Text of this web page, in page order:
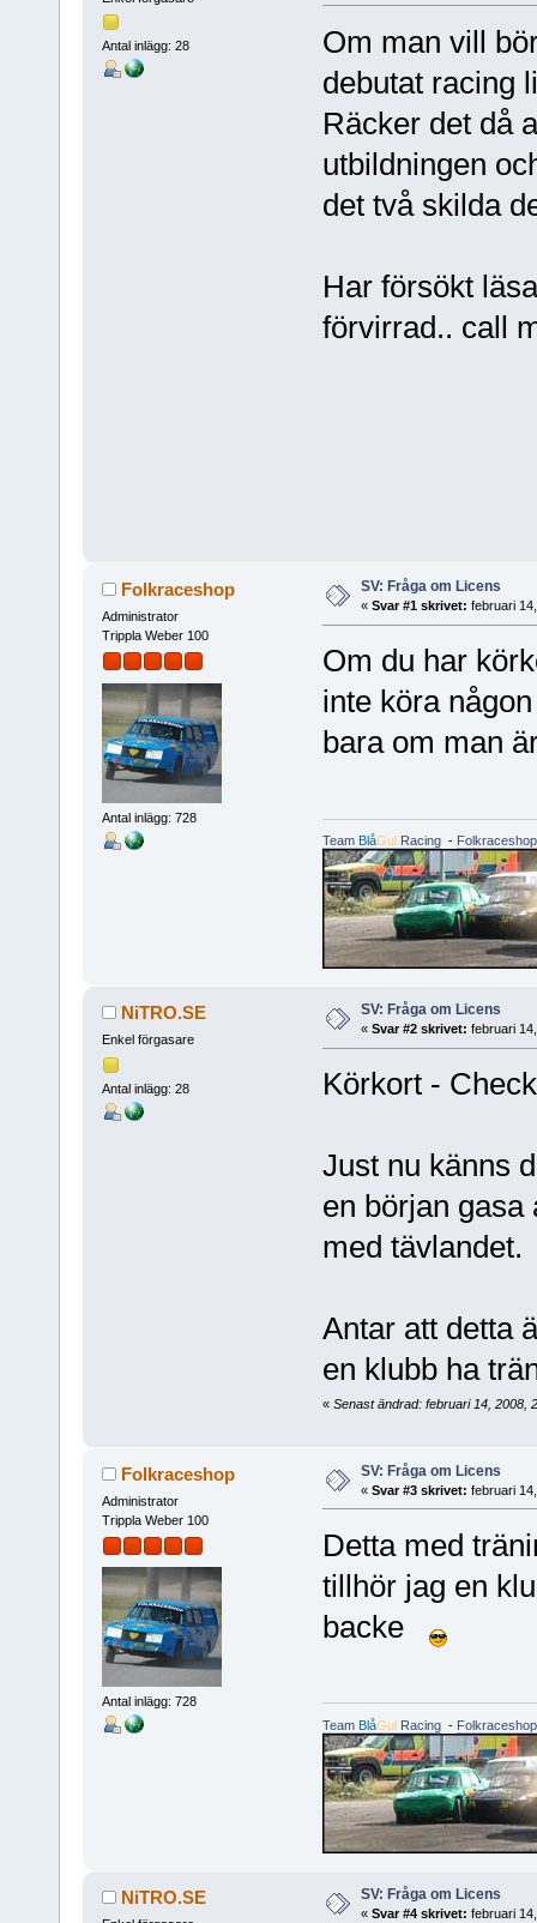
Antal inlägg: 28
Om man vill
debutat racing
Räcker det då
utbildningen
det två skilda
Har försökt
förvirrad.. call
Folkraceshop
Administrator
Trippla Weber 100
Antal inlägg: 728
SV: Fråga om Licens
« Svar #1 skrivet: februari
Om du har
inte köra
bara om man
Team BlåGul Racing- Folkraceshop
NiTRO.SE
Enkel förgasare
Antal inlägg: 28
SV: Fråga om Licens
« Svar #2 skrivet: februari
Körkort -
Just nu känns
en början gasa
med tävlandet.
Antar att detta
en klubb ha
« Senast ändrad: februari 14, 2008,
Folkraceshop
Administrator
Trippla Weber 100
Antal inlägg: 728
SV: Fråga om Licens
« Svar #3 skrivet: februari
Detta med
tillhör jag en
backe
Team BlåGulRacing- Folkraceshop
NiTRO.SE SV: Fråga om Licens
« Svar #4 skrivet: februari